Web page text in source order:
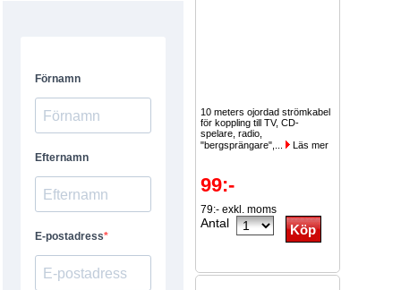
10 meters ojordad strömkabel
för koppling till TV, CD-
spelare, radio,
"bergsprängare",...
Läs mer
99:-
79:- exkl. moms
Antal